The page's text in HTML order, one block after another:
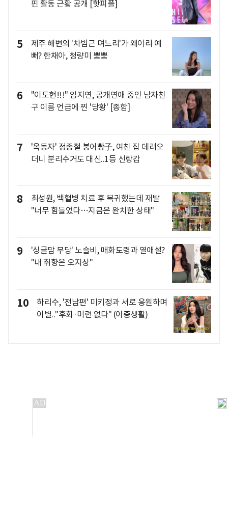
핀 활동 근황 공개 [핫피플]
5
제주 해변의 '차범근 며느리'가 왜이리 예
뻐? 한채아, 청량미 뿜뿜
6
"이도현!!!" 임지연, 공개연애 중인 남자친
구 이름 언급에 찐 '당황' [종합]
7
'옥동자' 정종철 붕어빵子, 여친 집 데려오
더니 분리수거도 대신..1등 신랑감
8
최성원, 백혈병 치료 후 복귀했는데 재발
"너무 힘들었다…지금은 완치한 상태"
9
'싱글맘 무당' 노슬비, 매화도령과 열애설?
"내 취향은 오지상"
10
하리수, '전남편' 미키정과 서로 응원하며
이별.."후회·미련 없다" (이중생활)